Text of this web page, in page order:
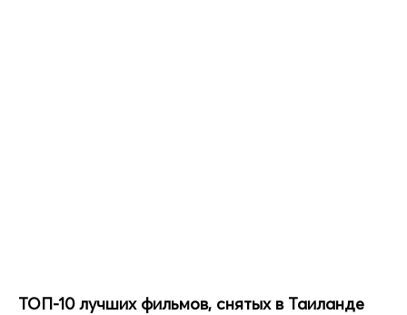
ТОП-10 лучших фильмов, снятых в Таиланде